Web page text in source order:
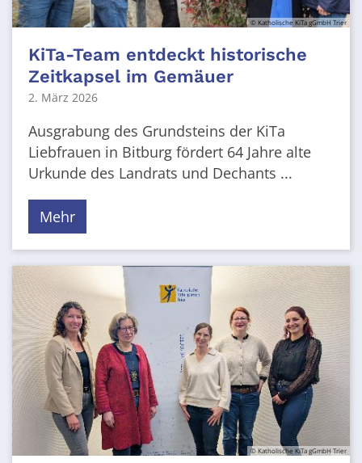
© Katholische KiTa gGmbH Trier
KiTa-Team entdeckt historische
Zeitkapsel im Gemäuer
2. März 2026
Ausgrabung des Grundsteins der KiTa
Liebfrauen in Bitburg fördert 64 Jahre alte
Urkunde des Landrats und Dechants ...
Mehr
© Katholische KiTa gGmbH Trier